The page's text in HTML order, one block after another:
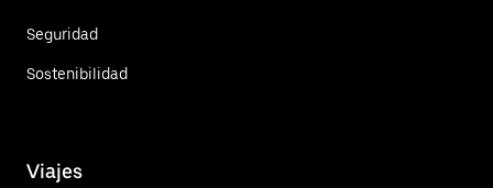
Seguridad
Sostenibilidad
Viajes